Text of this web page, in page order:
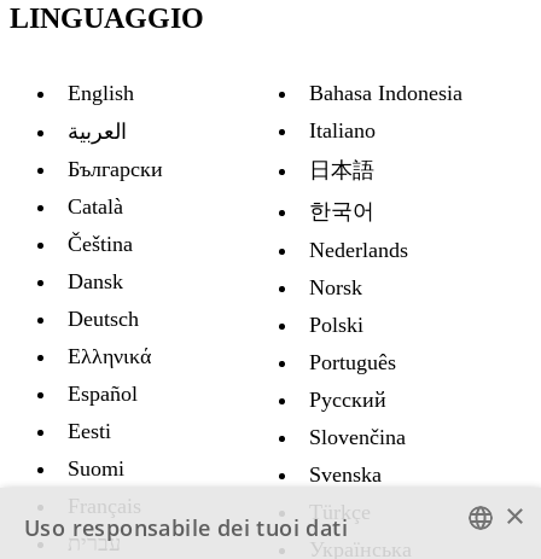
LINGUAGGIO
English
العربية
Български
Català
Čeština
Dansk
Deutsch
Ελληνικά
Español
Eesti
Suomi
Français
עברית
Bahasa Indonesia
Italiano
日本語
한국어
Nederlands
Norsk
Polski
Português
Русский
Slovenčina
Svenska
Türkçe
Украïнська
×
Uso responsabile dei tuoi dati